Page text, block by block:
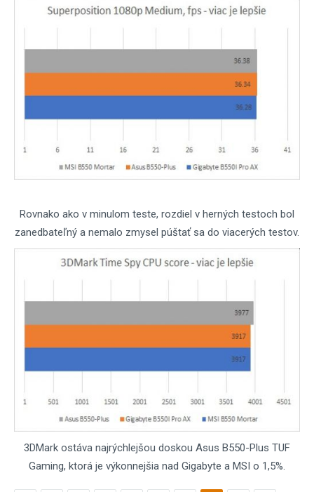
Rovnako ako v minulom teste, rozdiel v herných testoch bol
zanedbateľný a nemalo zmysel púštať sa do viacerých testov.
3DMark ostáva najrýchlejšou doskou Asus B550-Plus TUF
Gaming, ktorá je výkonnejšia nad Gigabyte a MSI o 1,5%.